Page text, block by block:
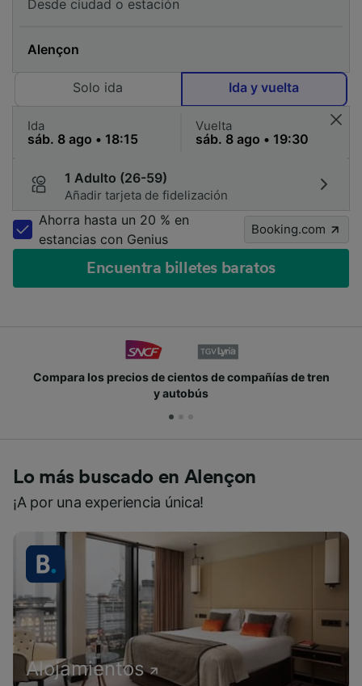
Solo ida Ida y vuelta
Ida Vuelta
1 Adulto (26-59)
Añadir tarjeta de fidelización
Ahorra hasta un 20 % en
estancias con Genius
Booking.com
Encuentra billetes baratos
compañías de tren
Únete a los millones de
Lo más buscado en Alençon
¡A por una experiencia única!
Alojamientos